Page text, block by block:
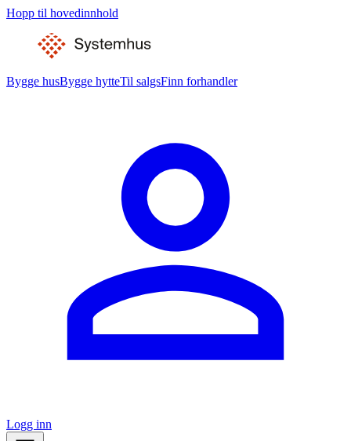
Hopp til hovedinnhold
Bygge husBygge hytteTil salgsFinn forhandler
Logg inn